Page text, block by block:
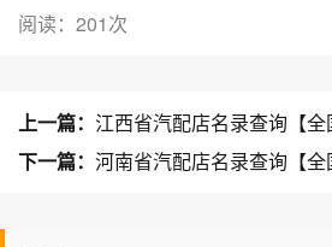
阅读：201次
上一篇： 江西省汽配店名录查询【全
下一篇： 河南省汽配店名录查询【全